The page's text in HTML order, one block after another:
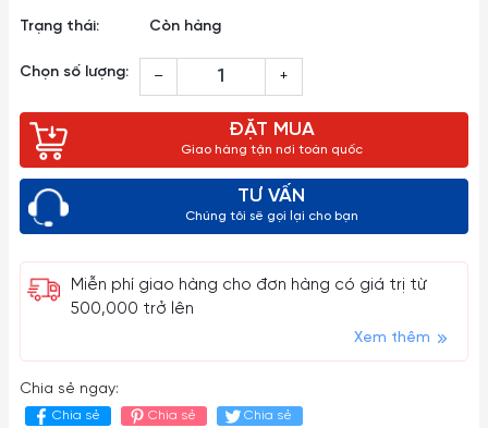
Trạng thái: Còn hàng
Chọn số lượng: – +
ĐẶT MUA
Giao hàng tận nơi toàn quốc
TƯ VẤN
Chúng tôi sẽ gọi lại cho bạn
Miễn phí giao hàng cho đơn hàng có giá trị từ
500,000 trở lên
Xem thêm
Chia sẻ ngay:
Chia sẻ Chia sẻ Chia sẻ